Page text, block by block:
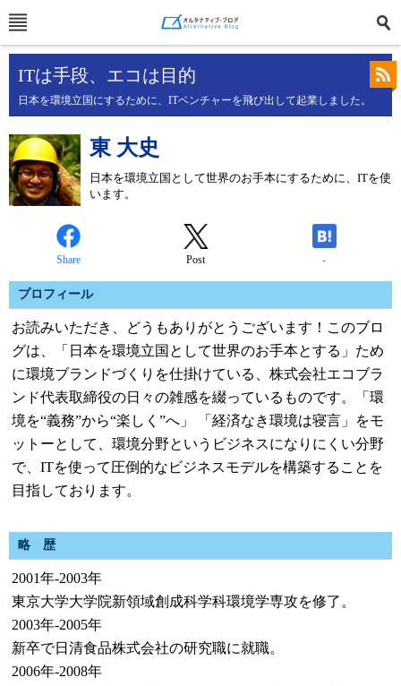
ITは手段、エコは目的
日本を環境立国にするために、ITベンチャーを飛び出して起業しました。
東 大史
日本を環境立国として世界のお手本にするために、ITを使
います。
Share Post -
プロフィール
お読みいただき、どうもありがとうございます！このブロ
グは、「日本を環境立国として世界のお手本とする」ため
に環境ブランドづくりを仕掛けている、株式会社エコブラ
ンド代表取締役の日々の雑感を綴っているものです。「環
境を“義務”から“楽しく”へ」 「経済なき環境は寝言」をモ
ットーとして、環境分野というビジネスになりにくい分野
で、ITを使って圧倒的なビジネスモデルを構築することを
目指しております。
略 歴
2001年-2003年
東京大学大学院新領域創成科学科環境学専攻を修了。
2003年-2005年
新卒で日清食品株式会社の研究職に就職。
2006年-2008年